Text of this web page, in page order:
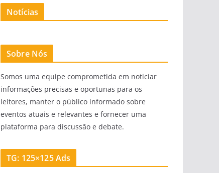
Notícias
Sobre Nós
Somos uma equipe comprometida em noticiar
informações precisas e oportunas para os
leitores, manter o público informado sobre
eventos atuais e relevantes e fornecer uma
plataforma para discussão e debate.
TG: 125×125 Ads